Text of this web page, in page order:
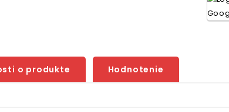
o produkte Hodnotenie